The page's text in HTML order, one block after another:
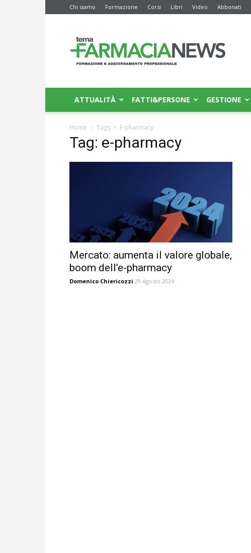
Chi siamo Formazione Corsi Libri Video Abbonati
News
ATTUALITÀ FATTI&PERSONE GESTIONE
Home Tags E-pharmacy
Tag: e-pharmacy
Mercato: aumenta il valore globale,
boom dell’e-pharmacy
Domenico Chiericozzi 29 Agosto 2024